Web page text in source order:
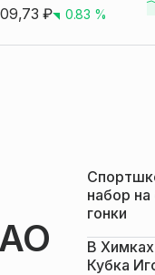
₽ 0.83 %
набор
гонки
В
Кубка